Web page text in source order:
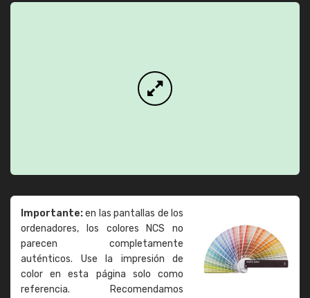
Importante:en las pantallas de los
ordenadores, los colores NCS no
parecen completamente
auténticos. Use la impresión de
color en esta página solo como
referencia. Recomendamos